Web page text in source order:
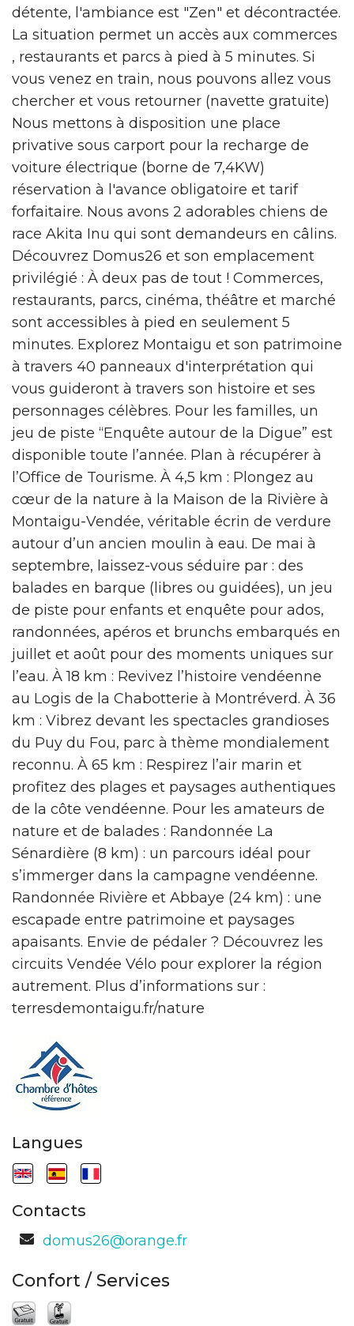
détente, l'ambiance est "Zen" et décontractée.
La situation permet un accès aux commerces
, restaurants et parcs à pied à 5 minutes. Si
vous venez en train, nous pouvons allez vous
chercher et vous retourner (navette gratuite)
Nous mettons à disposition une place
privative sous carport pour la recharge de
voiture électrique (borne de 7,4KW)
réservation à l'avance obligatoire et tarif
forfaitaire. Nous avons 2 adorables chiens de
race Akita Inu qui sont demandeurs en câlins.
Découvrez Domus26 et son emplacement
privilégié : À deux pas de tout ! Commerces,
restaurants, parcs, cinéma, théâtre et marché
sont accessibles à pied en seulement 5
minutes. Explorez Montaigu et son patrimoine
à travers 40 panneaux d'interprétation qui
vous guideront à travers son histoire et ses
personnages célèbres. Pour les familles, un
jeu de piste “Enquête autour de la Digue” est
disponible toute l’année. Plan à récupérer à
l’Office de Tourisme. À 4,5 km : Plongez au
cœur de la nature à la Maison de la Rivière à
Montaigu-Vendée, véritable écrin de verdure
autour d’un ancien moulin à eau. De mai à
septembre, laissez-vous séduire par : des
balades en barque (libres ou guidées), un jeu
de piste pour enfants et enquête pour ados,
randonnées, apéros et brunchs embarqués en
juillet et août pour des moments uniques sur
l’eau. À 18 km : Revivez l’histoire vendéenne
au Logis de la Chabotterie à Montréverd. À 36
km : Vibrez devant les spectacles grandioses
du Puy du Fou, parc à thème mondialement
reconnu. À 65 km : Respirez l’air marin et
profitez des plages et paysages authentiques
de la côte vendéenne. Pour les amateurs de
nature et de balades : Randonnée La
Sénardière (8 km) : un parcours idéal pour
s’immerger dans la campagne vendéenne.
Randonnée Rivière et Abbaye (24 km) : une
escapade entre patrimoine et paysages
apaisants. Envie de pédaler ? Découvrez les
circuits Vendée Vélo pour explorer la région
autrement. Plus d’informations sur :
terresdemontaigu.fr/nature
Langues
Contacts
domus26@orange.fr
Confort / Services